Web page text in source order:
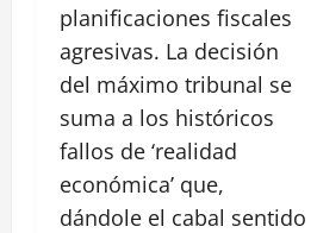
planificaciones fiscales
agresivas. La decisión
del máximo tribunal se
suma a los históricos
fallos de ‘realidad
económica’ que,
dándole el cabal sentido